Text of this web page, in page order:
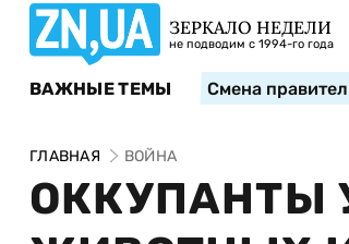
ЗЕРКАЛО НЕДЕЛИ
не подводим с 1994-го года
ВАЖНЫЕ ТЕМЫ Смена
ГЛАВНАЯ ВОЙНА
ОККУПАНТЫ